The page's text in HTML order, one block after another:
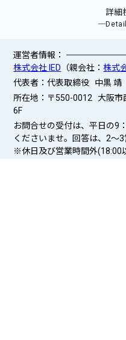
詳細
運営者情報：
株式会社 IED （親会社：株式
代表者：代表取締役 中黒 靖
所在地：〒550-0012 大阪市
6F
お問合せの受付は、平日の9
くださいませ。回答は、2〜
※休日及び営業時間外(18:00